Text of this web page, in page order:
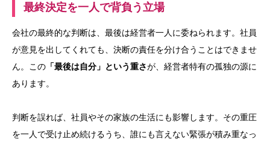
最終決定を一人で背負う立場
会社の最終的な判断は、最後は経営者一人に委ねられます。社員
が意見を出してくれても、決断の責任を分け合うことはできませ
ん。この 「最後は自分」という重さが、経営者特有の孤独の源に
あります。
判断を誤れば、社員やその家族の生活にも影響します。その重圧
を一人で受け止め続けるうち、誰にも言えない緊張が積み重なっ